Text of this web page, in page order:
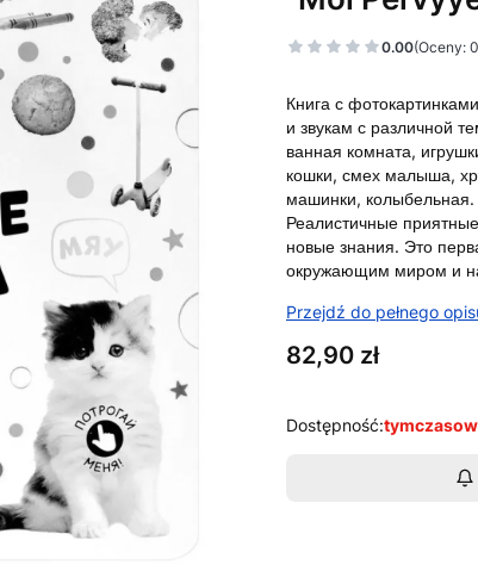
0.00(Oceny:
Книга с
и звукам с различной
ванная комната,
кошки, смех малыша,
машинки,
Реалистичные
новые знания. Это
окружающим миром и
Przejdź do pełnego
Cena
82,90 zł
Dostępność: